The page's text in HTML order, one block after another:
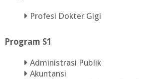
Profesi Dokter Gigi
Program S1
Administrasi Publik
Akuntansi